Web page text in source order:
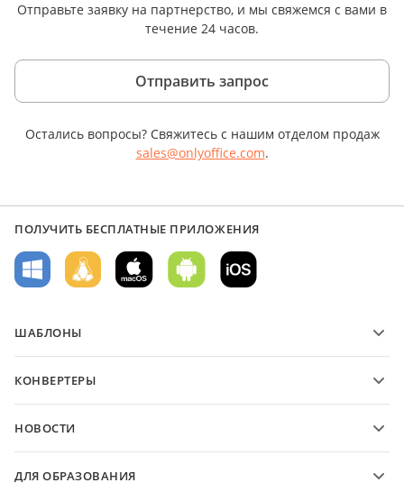
Отправьте заявку на партнерство, и мы свяжемся с вами в
течение 24 часов.
Отправить запрос
Остались вопросы? Свяжитесь с нашим отделом продаж
sales@onlyoffice.com.
ПОЛУЧИТЬ БЕСПЛАТНЫЕ ПРИЛОЖЕНИЯ
ШАБЛОНЫ
Шаблоны текстовых документов
КОНВЕРТЕРЫ
Конвертируйте электронные таблицы
НОВОСТИ
ДЛЯ ОБРАЗОВАНИЯ